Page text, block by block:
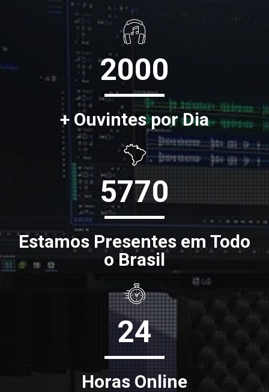
2000
+ Ouvintes por Dia
5770
Estamos Presentes em Todo
o Brasil
24
Horas Online